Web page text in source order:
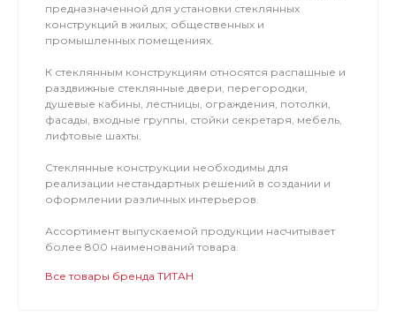
предназначенной для установки стеклянных
конструкций в жилых, общественных и
промышленных помещениях.
К стеклянным конструкциям относятся распашные и
раздвижные стеклянные двери, перегородки,
душевые кабины, лестницы, ограждения, потолки,
фасады, входные группы, стойки секретаря, мебель,
лифтовые шахты.
Стеклянные конструкции необходимы для
реализации нестандартных решений в создании и
оформлении различных интерьеров.
Ассортимент выпускаемой продукции насчитывает
более 800 наименований товара.
Все товары бренда ТИТАН